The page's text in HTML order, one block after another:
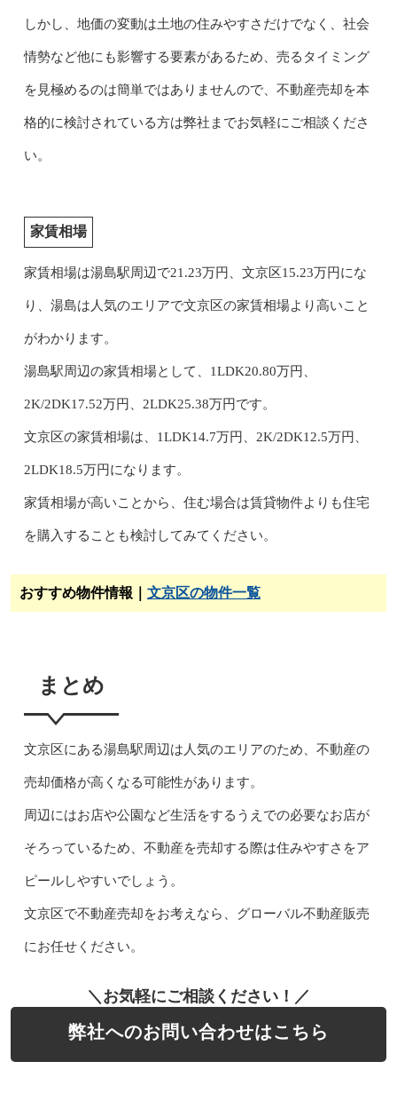
しかし、地価の変動は土地の住みやすさだけでなく、社会
情勢など他にも影響する要素があるため、売るタイミング
を見極めるのは簡単ではありませんので、不動産売却を本
格的に検討されている方は弊社までお気軽にご相談くださ
い。
家賃相場
家賃相場は湯島駅周辺で21.23万円、文京区15.23万円にな
り、湯島は人気のエリアで文京区の家賃相場より高いこと
がわかります。
湯島駅周辺の家賃相場として、1LDK20.80万円、
2K/2DK17.52万円、2LDK25.38万円です。
文京区の家賃相場は、1LDK14.7万円、2K/2DK12.5万円、
2LDK18.5万円になります。
家賃相場が高いことから、住む場合は賃貸物件よりも住宅
を購入することも検討してみてください。
おすすめ物件情報｜ 文京区の物件一覧
まとめ
文京区にある湯島駅周辺は人気のエリアのため、不動産の
売却価格が高くなる可能性があります。
周辺にはお店や公園など生活をするうえでの必要なお店が
そろっているため、不動産を売却する際は住みやすさをア
ピールしやすいでしょう。
文京区で不動産売却をお考えなら、グローバル不動産販売
にお任せください。
＼お気軽にご相談ください！／
弊社へのお問い合わせはこちら